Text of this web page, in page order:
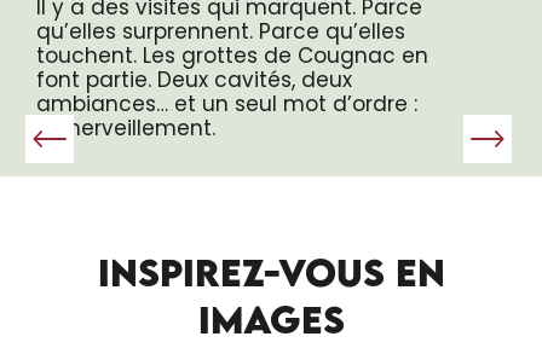
Il y a des visites qui marquent. Parce
qu’elles surprennent. Parce qu’elles
touchent. Les grottes de Cougnac en
font partie. Deux cavités, deux
ambiances… et un seul mot d’ordre :
l’émerveillement.
INSPIREZ-VOUS EN
IMAGES